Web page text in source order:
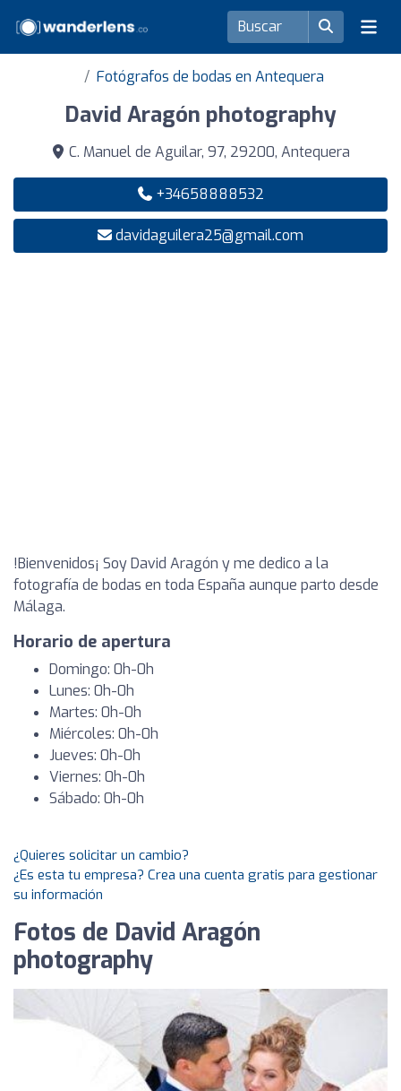
Fotógrafos de bodas en Antequera
David Aragón photography
C. Manuel de Aguilar, 97, 29200, Antequera
+34658888532
davidaguilera25@gmail.com
!Bienvenidos¡ Soy David Aragón y me dedico a la
fotografía de bodas en toda España aunque parto desde
Málaga.
Horario de apertura
Domingo: 0h-0h
Lunes: 0h-0h
Martes: 0h-0h
Miércoles: 0h-0h
Jueves: 0h-0h
Viernes: 0h-0h
Sábado: 0h-0h
¿Quieres solicitar un cambio?
¿Es esta tu empresa? Crea una cuenta gratis para gestionar
su información
Fotos de David Aragón
photography